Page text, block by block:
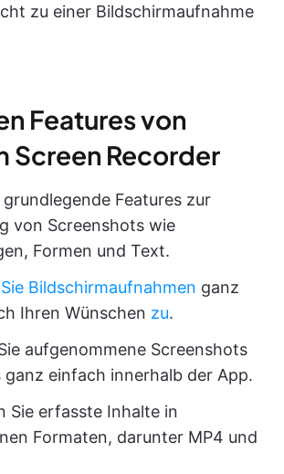
zu einer Bildschirmaufnahme
Features von
Screen Recorder
Features zur
von Screenshots wie
Formen und Text.
Bildschirmaufnahmen ganz
Ihren Wünschen zu.
aufgenommene Screenshots
ganz einfach innerhalb der App.
Sie erfasste Inhalte in
Formaten, darunter MP4 und